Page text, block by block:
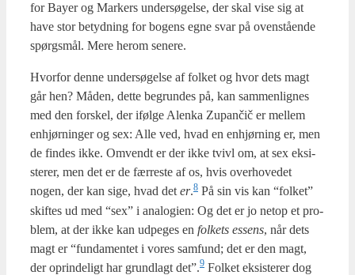
for Bay­er og Mar­kers under­sø­gel­se, der skal vise sig at
have stor betyd­ning for bogens egne svar på oven­stå­en­de
spørgs­mål. Mere her­om sene­re.
Hvor­for den­ne under­sø­gel­se af fol­ket og hvor dets magt
går hen? Måden, det­te begrun­des på, kan sam­men­lig­nes
med den for­skel, der iføl­ge Alenka Zupančič er mel­lem
enhjør­nin­ger og sex: Alle ved, hvad en enhjør­ning er, men
de fin­des ikke. Omvendt er der ikke tvivl om, at sex eksi­
ste­rer, men det er de fær­re­ste af os, hvis over­ho­ve­det
nogen, der kan sige, hvad deter.8 På sin vis kan “fol­ket”
skif­tes ud med “sex” i ana­lo­gi­en: Og det er jo net­op et pro­
blem, at der ikke kan udpe­ges en fol­kets essens, når dets
magt er “fun­da­men­tet i vores sam­fund; det er den magt,
der oprin­de­ligt har grund­lagt det”.9 Fol­ket eksi­ste­rer dog